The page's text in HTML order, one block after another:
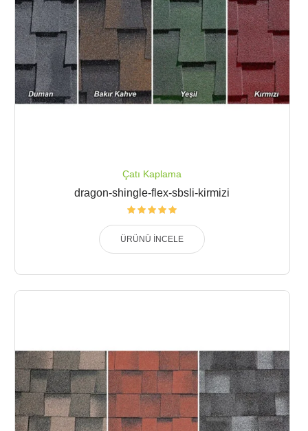
Çatı Kaplama
dragon-shingle-flex-sbsli-kirmizi
ÜRÜNÜ İNCELE